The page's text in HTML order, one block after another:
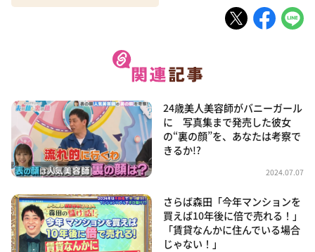
24歳美人美容師がバニーガール
に 写真集まで発売した彼女
の“裏の顔”を、あなたは考察で
きるか!?
2024.07.07
さらば森田「今年マンションを
買えば10年後に倍で売れる！」
「賃貸なんかに住んでいる場合
じゃない！」